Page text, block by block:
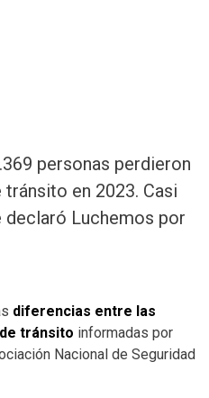
personas perdieron
tránsito en 2023. Casi
declaró Luchemos por
diferencias entre las
tránsito informadas por
Nacional de Seguridad